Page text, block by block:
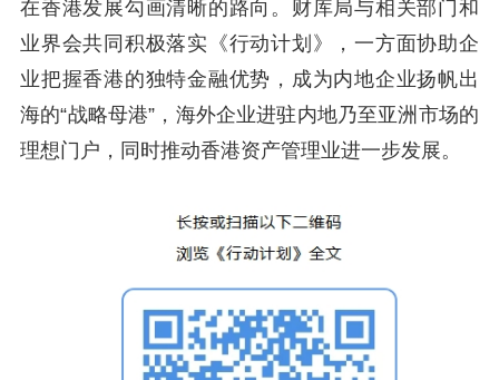
在香港发展勾画清晰的路向。财库局与相关部门和
业界会共同积极落实《行动计划》，一方面协助企
业把握香港的独特金融优势，成为内地企业扬帆出
海的“战略母港”，海外企业进驻内地乃至亚洲市场的
理想门户，同时推动香港资产管理业进一步发展。